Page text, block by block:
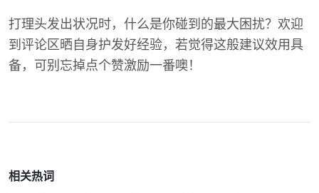
打理头发出状况时，什么是你碰到的最大困扰？欢迎
到评论区晒自身护发好经验，若觉得这般建议效用具
备，可别忘掉点个赞激励一番噢！
相关热词